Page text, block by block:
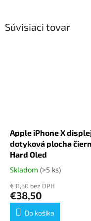
Súvisiaci tovar
Apple iPhone X
dotyková plocha
Hard Oled
Priemerné
produktu
je
4,8
Skladom (>5 ks)
€31,30 bez DPH
€38,50
Do košíka